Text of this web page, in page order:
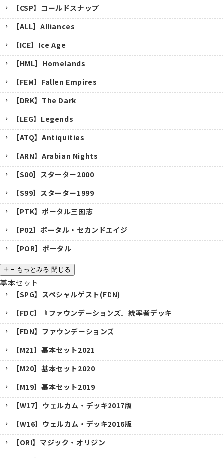
【CSP】コールドスナップ
【ALL】Alliances
【ICE】Ice Age
【HML】Homelands
【FEM】Fallen Empires
【DRK】The Dark
【LEG】Legends
【ATQ】Antiquities
【ARN】Arabian Nights
【S00】スターター2000
【S99】スターター1999
【PTK】ポータル三国志
【P02】ポータル・セカンドエイジ
【POR】ポータル
− もっとみる 閉じる
基本セット
【SPG】スペシャルゲスト(FDN)
【FDC】『ファウンデーションズ』統率者デッキ
【FDN】ファウンデーションズ
【M21】基本セット2021
【M20】基本セット2020
【M19】基本セット2019
【W17】ウェルカム・デッキ2017版
【W16】ウェルカム・デッキ2016版
【ORI】マジック・オリジン